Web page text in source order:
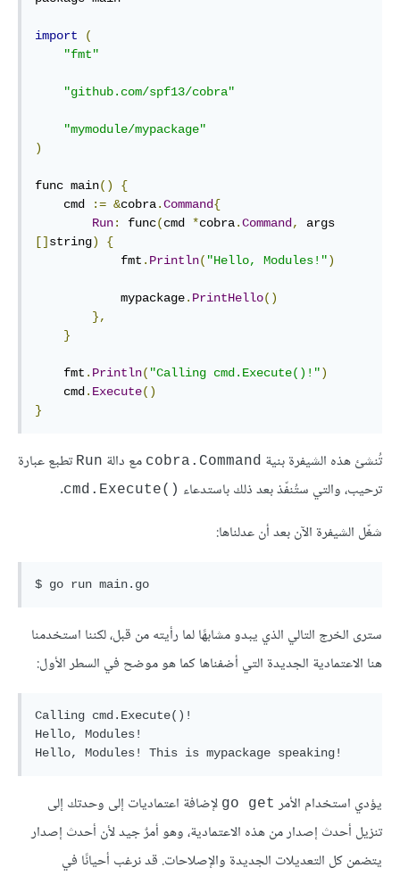
import
(
"fmt"
"github.com/spf13/cobra"
"mymodule/mypackage"
)
func main()
{
    cmd
:= &cobra.Command{
Run: func(cmd *cobra.Command ,
[] string)
{
            fmt
. Println( "Hello, Modules!")
            mypackage
. PrintHello()
},
}
    fmt
. Println( "Calling cmd.Execute()!")
    cmd
. Execute()
}
تُنشئ هذه الشيفرة بنية cobra.Command مع دالة Run تطبع عبارة
ترحيب، والتي ستُنفّذ بعد ذلك باستدعاء ()cmd.Execute
.
شغّل الشيفرة الآن بعد أن عدلناها:
سترى الخرج التالي الذي يبدو مشابهًا لما رأيته من قبل، لكننا استخدمنا
هنا الاعتمادية الجديدة التي أضفناها كما هو موضح في السطر الأول:
Calling cmd.Execute()!
Hello, Modules!
يؤدي استخدام الأمر go get لإضافة اعتماديات إلى وحدتك إلى
تنزيل أحدث إصدار من هذه الاعتمادية، وهو أمرٌ جيد لأن أحدث إصدار
يتضمن كل التعديلات الجديدة والإصلاحات. قد نرغب أحيانًا في